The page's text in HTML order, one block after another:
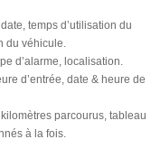
temps d’utilisation du
du véhicule.
d’alarme, localisation.
d’entrée, date & heure de
parcourus, tableau
à la fois.